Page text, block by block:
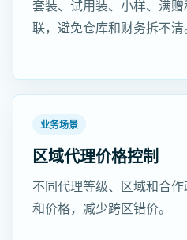
套装、试用装、小样、满
联，避免仓库和财务拆不清
业务场景
区域代理价格控制
不同代理等级、区域和合
和价格，减少跨区错价。